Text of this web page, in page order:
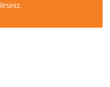
00 (7/24)